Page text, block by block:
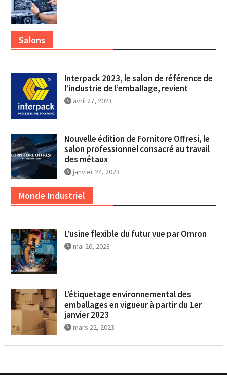
Salons
Interpack 2023, le salon de référence de
l’industrie de l’emballage, revient
avril 27, 2023
Nouvelle édition de Fornitore Offresi, le
salon professionnel consacré au travail
des métaux
janvier 24, 2023
Monde Industriel
L’usine flexible du futur vue par Omron
mai 26, 2023
L’étiquetage environnemental des
emballages en vigueur à partir du 1er
janvier 2023
mars 22, 2023